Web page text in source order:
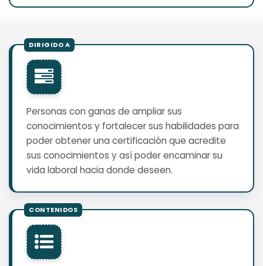
Personas con ganas de ampliar sus
conocimientos y fortalecer sus habilidades para
poder obtener una certificación que acredite
sus conocimientos y así poder encaminar su
vida laboral hacia donde deseen.